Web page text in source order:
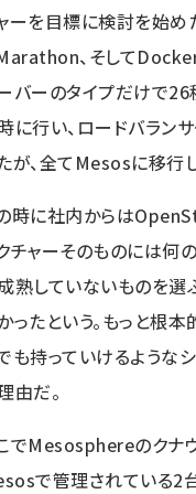
ーを目標に検討を始め
、そして
バーのタイプだけで
に行い、ロードバラ
が、全てMesosに移行
時に社内からは
チャーそのものには何
熟していないものを
ったという。もっと根
も持っていけるような
由だ。
でMesosphereのクナ
で管理されている2